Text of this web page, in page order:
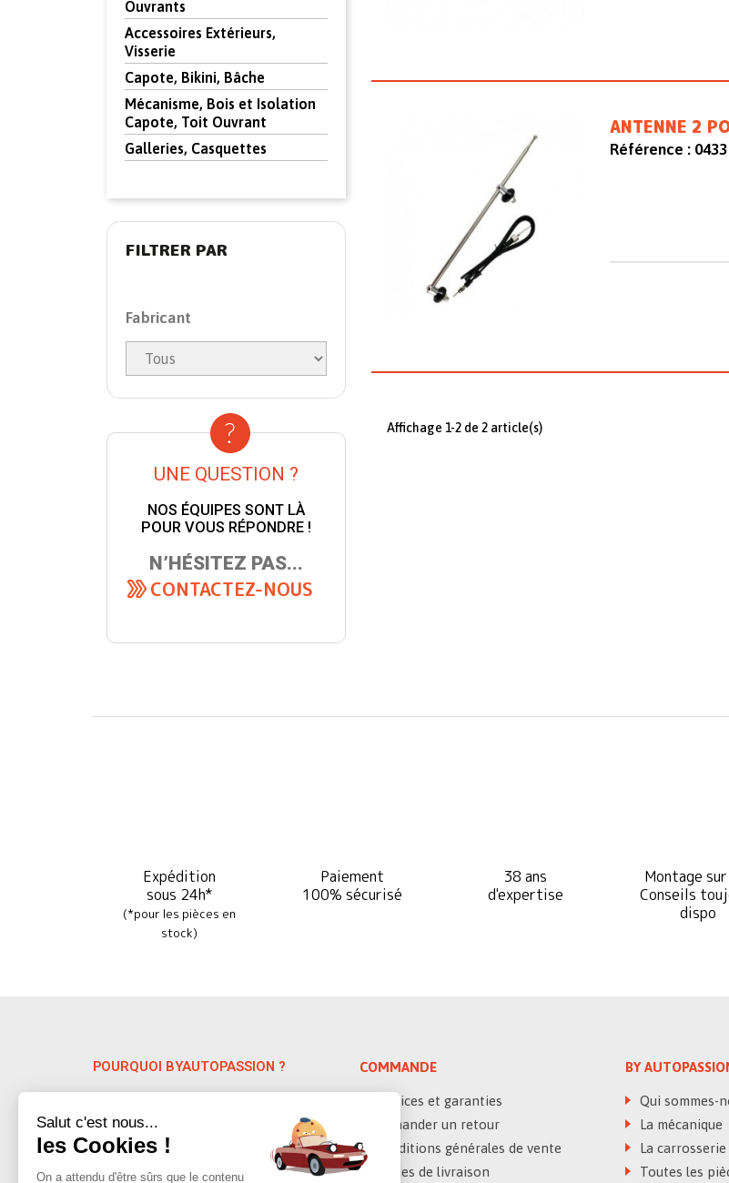
Ouvrants
Accessoires Extérieurs,
Visserie
Capote, Bikini, Bâche
Mécanisme, Bois et Isolation
Capote, Toit Ouvrant
Galleries, Casquettes
FILTRER PAR
Fabricant
UNE QUESTION ?
NOS ÉQUIPES SONT LÀ
POUR VOUS RÉPONDRE !
N’HÉSITEZ PAS...
CONTACTEZ-NOUS
ANTENNE 2
Référence : 0433
Affichage 1-2 de 2 article(s)
Expédition
sous 24h*
(*pour les pièces en
stock)
Paiement
100% sécurisé
38 ans
d'expertise
Montage
Conseils
dispo
POURQUOI BYAUTOPASSION ?
auto détachées VW & Porsche, nous
vous proposons plus de 10 000 pièces
détachées sur les modèles anciens
datant de 1947 à 1992.
COMMANDE
Services et garanties
Demander un retour
Conditions générales de vente
Modes de livraison
BY
Qui sommes-
La mécanique
La carrosserie
Toutes les
Salut c'est nous...
les Cookies !
On a attendu d'être sûrs que le contenu